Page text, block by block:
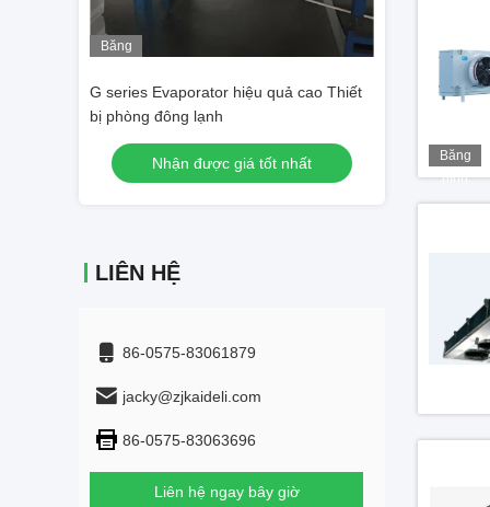
Băng
EE Series Coolroom Evaporator Tiết
kiệm không gian Thiết bị phòng đông
Nhận được giá tốt nhất
Máy làm mát
Nhận
LIÊN HỆ
86-0575-83061879
jacky@zjkaideli.com
86-0575-83063696
Liên hệ ngay bây giờ
Băng
hình